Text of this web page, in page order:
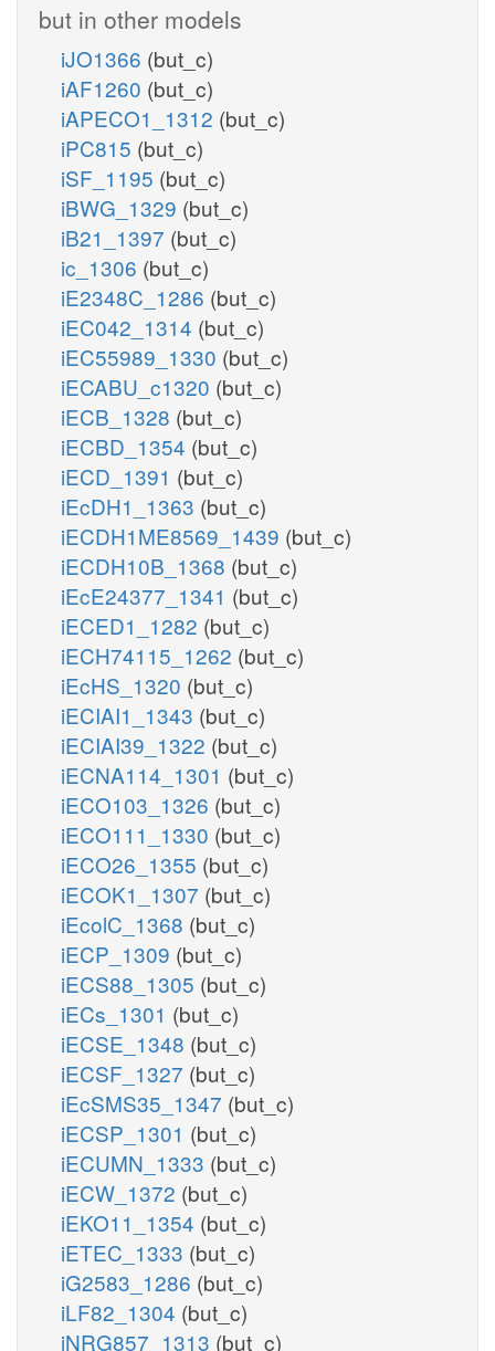
but in other models
iJO1366 (but_c)
iAF1260 (but_c)
iAPECO1_1312 (but_c)
iPC815 (but_c)
iSF_1195 (but_c)
iBWG_1329 (but_c)
iB21_1397 (but_c)
ic_1306 (but_c)
iE2348C_1286 (but_c)
iEC042_1314 (but_c)
iEC55989_1330 (but_c)
iECABU_c1320 (but_c)
iECB_1328 (but_c)
iECBD_1354 (but_c)
iECD_1391 (but_c)
iEcDH1_1363 (but_c)
iECDH1ME8569_1439 (but_c)
iECDH10B_1368 (but_c)
iEcE24377_1341 (but_c)
iECED1_1282 (but_c)
iECH74115_1262 (but_c)
iEcHS_1320 (but_c)
iECIAI1_1343 (but_c)
iECIAI39_1322 (but_c)
iECNA114_1301 (but_c)
iECO103_1326 (but_c)
iECO111_1330 (but_c)
iECO26_1355 (but_c)
iECOK1_1307 (but_c)
iEcolC_1368 (but_c)
iECP_1309 (but_c)
iECS88_1305 (but_c)
iECs_1301 (but_c)
iECSE_1348 (but_c)
iECSF_1327 (but_c)
iEcSMS35_1347 (but_c)
iECSP_1301 (but_c)
iECUMN_1333 (but_c)
iECW_1372 (but_c)
iEKO11_1354 (but_c)
iETEC_1333 (but_c)
iG2583_1286 (but_c)
iLF82_1304 (but_c)
iNRG857_1313 (but_c)